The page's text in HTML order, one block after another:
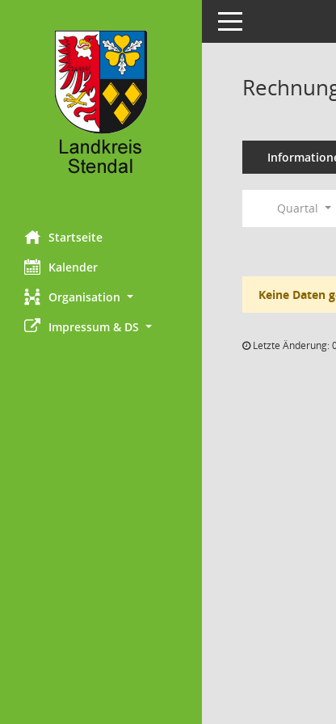
Startseite
Kalender
Organisation
Impressum & DS
Toggle navigation
Quartal
Keine Daten
Letzte Änderung: